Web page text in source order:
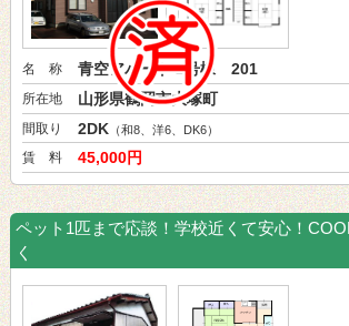
名 称 青空アパート 2号棟 201
所在地 山形県鶴岡市大塚町
間取り 2DK （和8、洋6、DK6）
賃 料 45,000円
ペット1匹まで応談！学校近くて安心！
く